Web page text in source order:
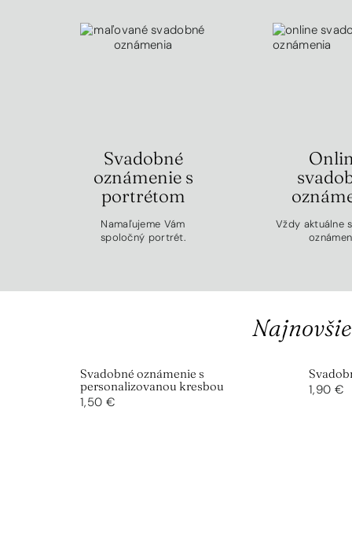
Svadobné
oznámenie s
portrétom
Namaľujeme Vám
spoločný portrét.
Vždy aktuálne
Svadobné oznámenie s
personalizovanou kresbou
1,50 €
1,90 €